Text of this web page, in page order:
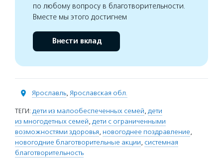
по любому вопросу в благотворительности.
Вместе мы этого достигнем
Внести вклад
Ярославль, Ярославская обл.
ТЕГИ: дети из малообеспеченных семей, дети
из многодетных семей, дети с ограниченными
возможностями здоровья, новогоднее поздравление,
новогодние благотворительные акции, системная
благотворительность